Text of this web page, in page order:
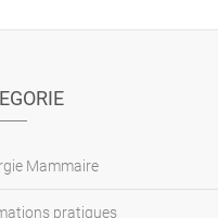
Mammaire
pratiques